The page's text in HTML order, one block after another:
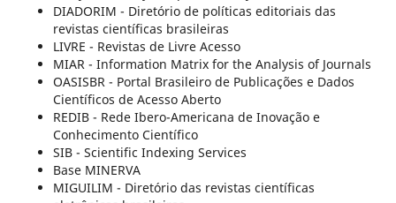
DIADORIM - Diretório de políticas editoriais das
revistas científicas brasileiras
LIVRE - Revistas de Livre Acesso
MIAR - Information Matrix for the Analysis of Journals
OASISBR - Portal Brasileiro de Publicações e Dados
Científicos de Acesso Aberto
REDIB - Rede Ibero-Americana de Inovação e
Conhecimento Científico
SIB - Scientific Indexing Services
Base MINERVA
MIGUILIM - Diretório das revistas científicas